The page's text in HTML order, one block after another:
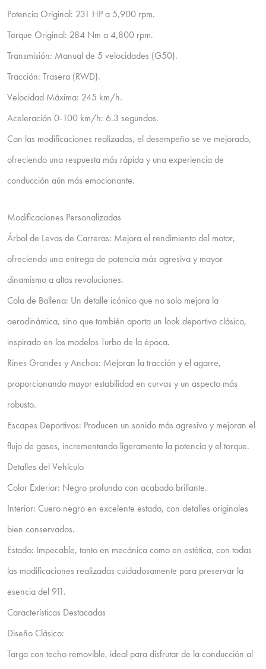
Potencia Original: 231 HP a 5,900 rpm.
Torque Original: 284 Nm a 4,800 rpm.
Transmisión: Manual de 5 velocidades (G50).
Tracción: Trasera (RWD).
Velocidad Máxima: 245 km/h.
Aceleración 0-100 km/h: 6.3 segundos.
Con las modificaciones realizadas, el desempeño se ve mejorado,
ofreciendo una respuesta más rápida y una experiencia de
conducción aún más emocionante.
Modificaciones Personalizadas
Árbol de Levas de Carreras: Mejora el rendimiento del motor,
ofreciendo una entrega de potencia más agresiva y mayor
dinamismo a altas revoluciones.
Cola de Ballena: Un detalle icónico que no solo mejora la
aerodinámica, sino que también aporta un look deportivo clásico,
inspirado en los modelos Turbo de la época.
Rines Grandes y Anchos: Mejoran la tracción y el agarre,
proporcionando mayor estabilidad en curvas y un aspecto más
robusto.
Escapes Deportivos: Producen un sonido más agresivo y mejoran el
flujo de gases, incrementando ligeramente la potencia y el torque.
Detalles del Vehículo
Color Exterior: Negro profundo con acabado brillante.
Interior: Cuero negro en excelente estado, con detalles originales
bien conservados.
Estado: Impecable, tanto en mecánica como en estética, con todas
las modificaciones realizadas cuidadosamente para preservar la
esencia del 911.
Características Destacadas
Diseño Clásico:
Targa con techo removible, ideal para disfrutar de la conducción al